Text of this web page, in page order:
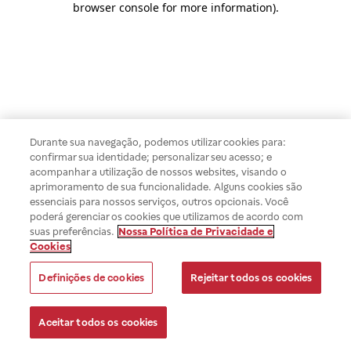
browser console for more information).
Durante sua navegação, podemos utilizar cookies para:
confirmar sua identidade; personalizar seu acesso; e
acompanhar a utilização de nossos websites, visando o
aprimoramento de sua funcionalidade. Alguns cookies são
essenciais para nossos serviços, outros opcionais. Você
poderá gerenciar os cookies que utilizamos de acordo com
suas preferências. Nossa Política de Privacidade e
Cookies
Definições de cookies Rejeitar todos os cookies
Aceitar todos os cookies